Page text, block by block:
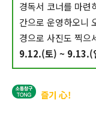
경독서 코너를 마련
간으로 운영하오니
경으로 사진도 찍으
9.12.(토) ~ 9.13.(
즐기 心!